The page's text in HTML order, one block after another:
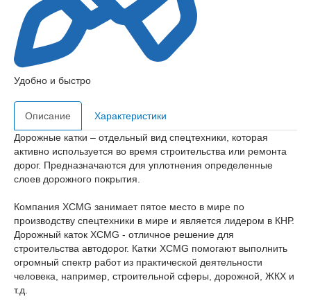
Удобно и быстро
Описание
Характеристики
Дорожные катки – отдельный вид спецтехники, которая
активно используется во время строительства или ремонта
дорог. Предназначаются для уплотнения определенные
слоев дорожного покрытия.
Компания XCMG занимает пятое место в мире по
производству спецтехники в мире и является лидером в КНР.
Дорожный каток XCMG - отличное решение для
строительства автодорог. Катки XCMG помогают выполнить
огромный спектр работ из практической деятельности
человека, например, строительной сферы, дорожной, ЖКХ и
т.д.